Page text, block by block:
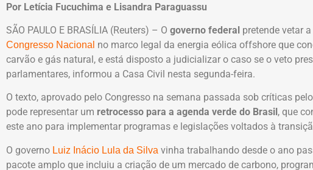
Por Letícia Fucuchima e Lisandra Paraguassu
SÃO PAULO E BRASÍLIA (Reuters) – O governo federal pretende vetar
Congresso Nacional no marco legal da energia eólica offshore que
carvão e gás natural, e está disposto a judicializar o caso se o veto
parlamentares, informou a Casa Civil nesta segunda-feira.
O texto, aprovado pelo Congresso na semana passada sob críticas
pode representar um retrocesso para a agenda verde do Brasil , que
este ano para implementar programas e legislações voltados à
O governo Luiz Inácio Lula da Silva vinha trabalhando desde o ano
pacote amplo que incluiu a criação de um mercado de carbono,